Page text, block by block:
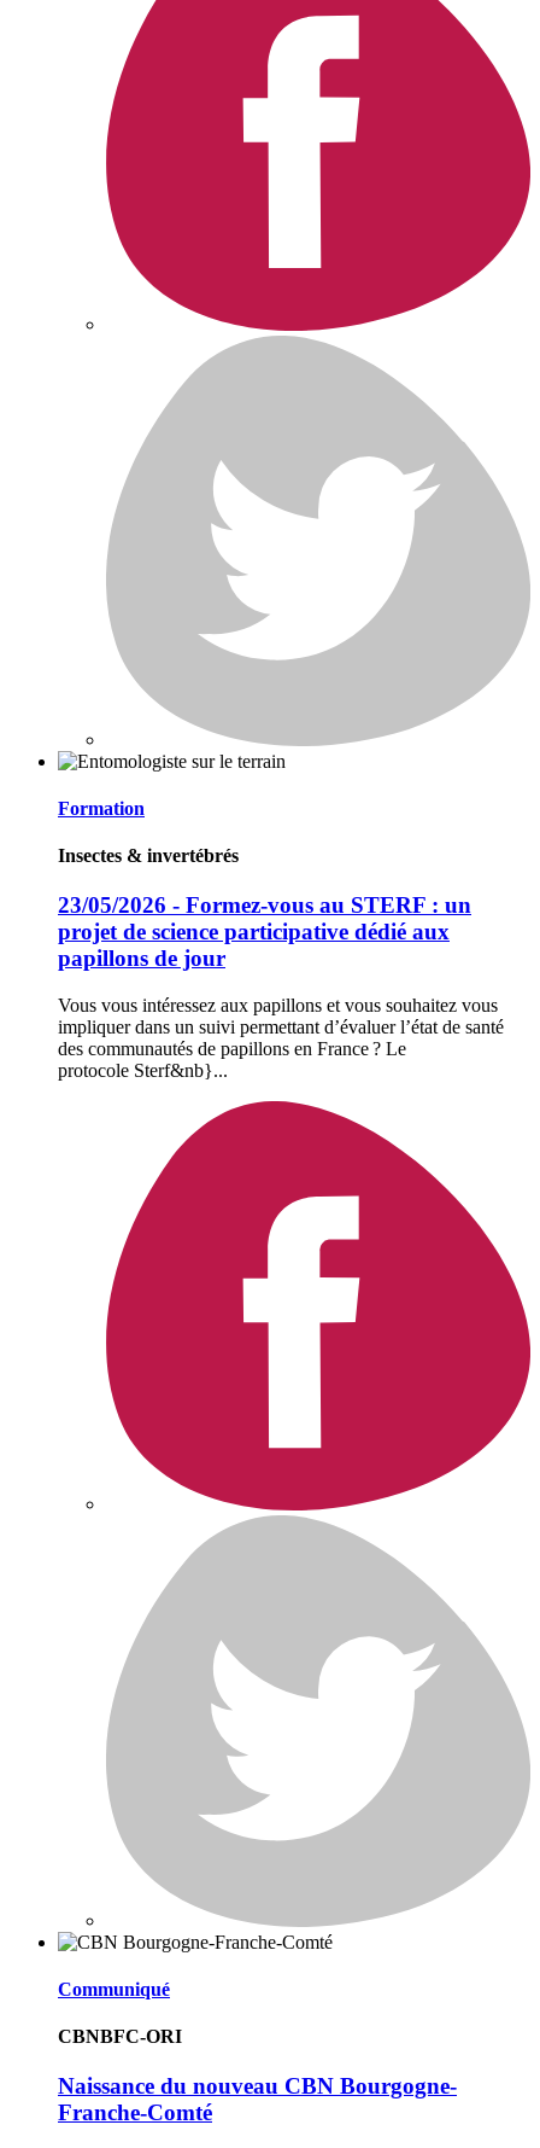
Formation
Insectes & invertébrés
23/05/2026 - Formez-vous au STERF : un
projet de science participative dédié aux
papillons de jour
Vous vous intéressez aux papillons et vous souhaitez vous
impliquer dans un suivi permettant d’évaluer l’état de santé
des communautés de papillons en France ? Le
protocole Sterf&nb}...
Communiqué
CBNBFC-ORI
Naissance du nouveau CBN Bourgogne-
Franche-Comté